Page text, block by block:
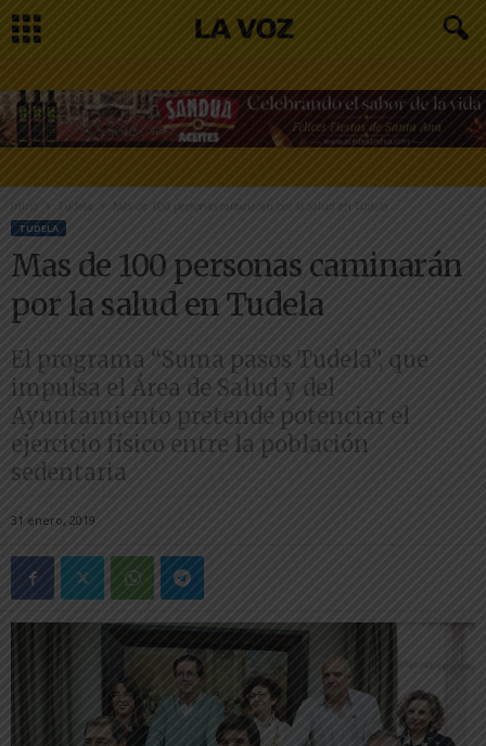
Inicio Tudela Mas de 100 personas caminarán por la salud en Tudela
TUDELA
Mas de 100 personas caminarán
por la salud en Tudela
El programa “Suma pasos Tudela”, que
impulsa el Área de Salud y del
Ayuntamiento pretende potenciar el
ejercicio físico entre la población
sedentaria
31 enero, 2019